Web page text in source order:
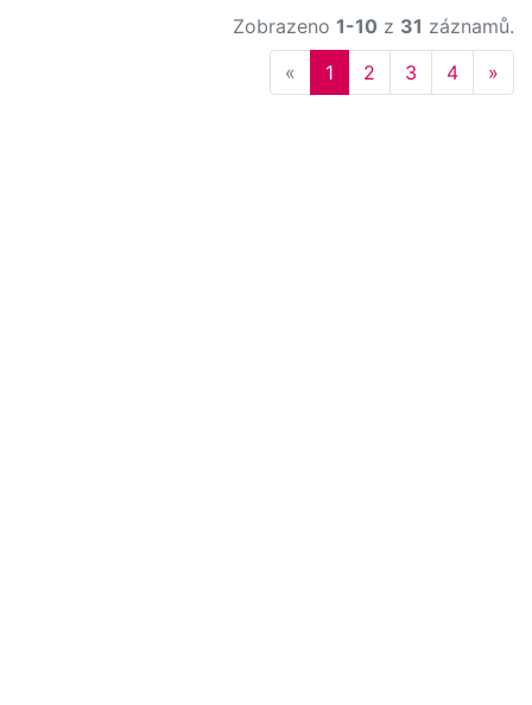
Zobrazeno 1-10 z 31 záznamů.
« Previous
1 2 3 4 »